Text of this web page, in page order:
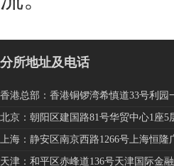
分所地址及电话
香港总部：香港铜锣湾希慎道33号利园
北京：朝阳区建国路81号华贸中心1座5
上海：静安区南京西路1266号上海恒隆
天津：和平区赤峰道136号天津国际金